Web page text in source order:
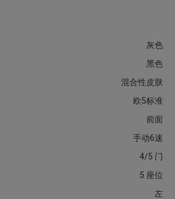
灰色
黑色
混合性皮肤
欧5标准
前面
手动6速
4/5 门
5 座位
左